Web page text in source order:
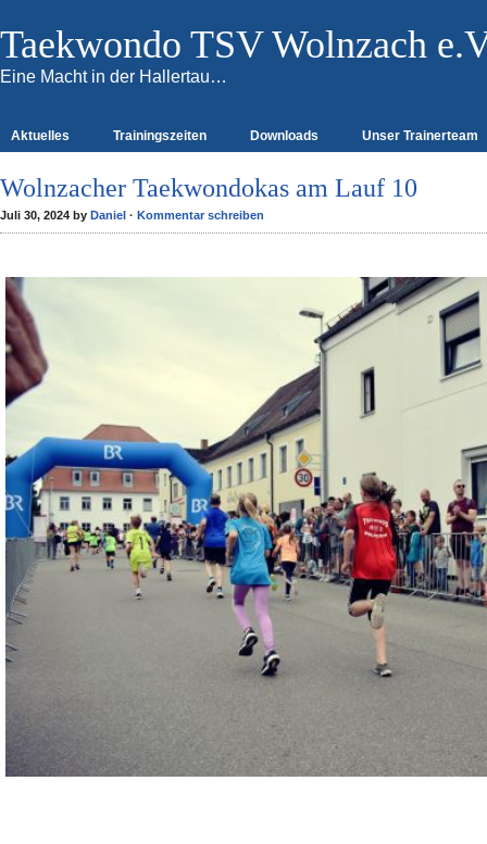
Taekwondo TSV Wolnzach
Eine Macht in der Hallertau…
Aktuelles Trainingszeiten Downloads Unser Trainerteam
Wolnzacher Taekwondokas am Lauf 10
Juli 30, 2024 by Daniel · Kommentar schreiben